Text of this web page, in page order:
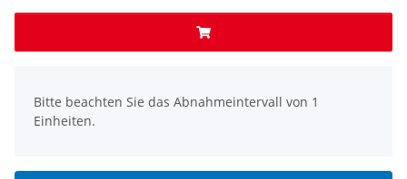
Bitte beachten Sie das Abnahmeintervall von 1
Einheiten.